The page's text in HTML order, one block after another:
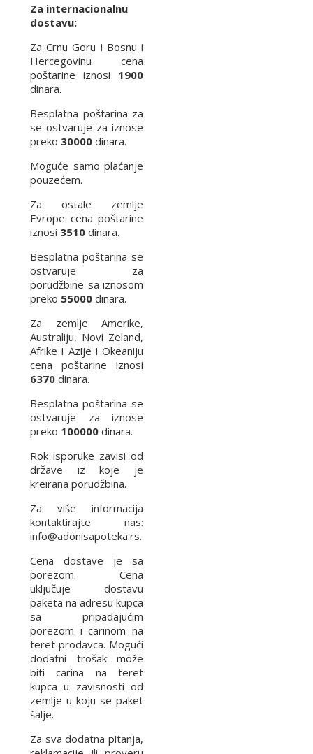
Za internacionalnu
dostavu:
Za Crnu Goru i Bosnu i
Hercegovinu cena
poštarine iznosi 1900
dinara.
Besplatna poštarina za
se ostvaruje za iznose
preko 30000 dinara.
Moguće samo plaćanje
pouzećem.
Za ostale zemlje
Evrope cena poštarine
iznosi 3510 dinara.
Besplatna poštarina se
ostvaruje za
porudžbine sa iznosom
preko 55000 dinara.
Za zemlje Amerike,
Australiju, Novi Zeland,
Afrike i Azije i Okeaniju
cena poštarine iznosi
6370 dinara.
Besplatna poštarina se
ostvaruje za iznose
preko 100000 dinara.
Rok isporuke zavisi od
države iz koje je
kreirana porudžbina.
Za više informacija
kontaktirajte nas:
info@adonisapoteka.rs.
Cena dostave je sa
porezom. Cena
uključuje dostavu
paketa na adresu kupca
sa pripadajućim
porezom i carinom na
teret prodavca. Mogući
dodatni trošak može
biti carina na teret
kupca u zavisnosti od
zemlje u koju se paket
šalje.
Za sva dodatna pitanja,